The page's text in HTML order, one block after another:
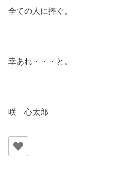
全ての人に捧ぐ。
幸あれ・・・と。
咲 心太郎